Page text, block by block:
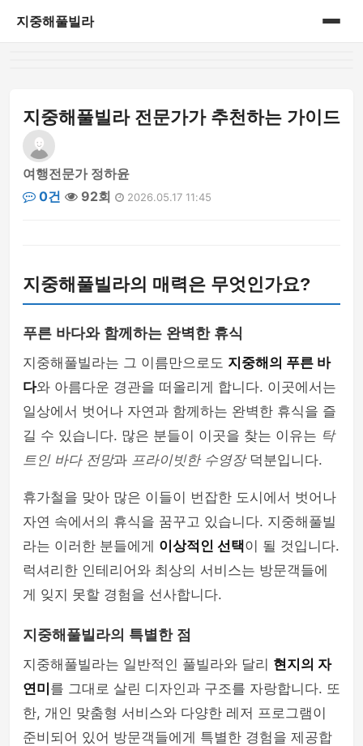
지중해풀빌라
지중해풀빌라 전문가가 추천하는 가이드
여행전문가 정하윤
0건
92회 2026.05.17 11:45
지중해풀빌라의 매력은 무엇인가요?
푸른 바다와 함께하는 완벽한 휴식
지중해풀빌라는 그 이름만으로도 지중해의 푸른 바
다와 아름다운 경관을 떠올리게 합니다. 이곳에서는
일상에서 벗어나 자연과 함께하는 완벽한 휴식을 즐
길 수 있습니다. 많은 분들이 이곳을 찾는 이유는 탁
트인 바다 전망과 프라이빗한 수영장덕분입니다.
휴가철을 맞아 많은 이들이 번잡한 도시에서 벗어나
자연 속에서의 휴식을 꿈꾸고 있습니다. 지중해풀빌
라는 이러한 분들에게 이상적인 선택이 될 것입니다.
럭셔리한 인테리어와 최상의 서비스는 방문객들에
게 잊지 못할 경험을 선사합니다.
지중해풀빌라의 특별한 점
지중해풀빌라는 일반적인 풀빌라와 달리 현지의 자
연미 를 그대로 살린 디자인과 구조를 자랑합니다. 또
한, 개인 맞춤형 서비스와 다양한 레저 프로그램이
준비되어 있어 방문객들에게 특별한 경험을 제공합